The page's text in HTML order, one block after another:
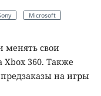
Microsoft
менять свои
Xbox 360. Также
на игры